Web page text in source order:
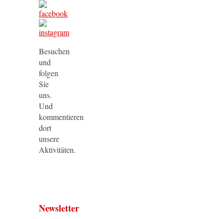
Besuchen
und
folgen
Sie
uns.
Und
kommentieren
dort
unsere
Aktivitäten.
Newsletter